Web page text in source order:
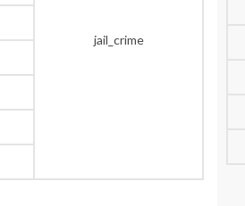
jail_crime